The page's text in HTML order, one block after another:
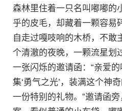
森林里住着一只名叫嘟嘟的
乎的皮毛，却藏着一颗容易
自走过嘎吱响的木桥，不敢
个清澈的夜晚，一颗流星划
一张闪烁的邀请函：“亲爱
集‘勇气之光’，装满这个神
一份特别的礼物。”邀请函